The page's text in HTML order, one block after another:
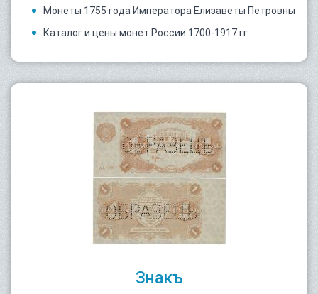
Монеты 1755 года Императора Елизаветы Петровны
Каталог и цены монет России 1700-1917 гг.
Знакъ